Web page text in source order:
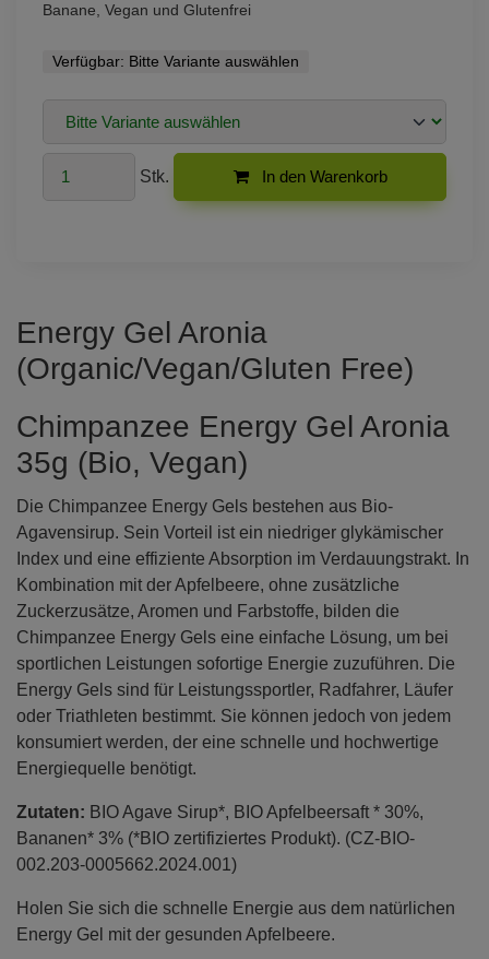
Banane, Vegan und Glutenfrei
Verfügbar: Bitte Variante auswählen
Stk. In den Warenkorb
Energy Gel Aronia
(Organic/Vegan/Gluten Free)
Chimpanzee Energy Gel Aronia
35g (Bio, Vegan)
Die Chimpanzee Energy Gels bestehen aus Bio-
Agavensirup. Sein Vorteil ist ein niedriger glykämischer
Index und eine effiziente Absorption im Verdauungstrakt. In
Kombination mit der Apfelbeere, ohne zusätzliche
Zuckerzusätze, Aromen und Farbstoffe, bilden die
Chimpanzee Energy Gels eine einfache Lösung, um bei
sportlichen Leistungen sofortige Energie zuzuführen. Die
Energy Gels sind für Leistungssportler, Radfahrer, Läufer
oder Triathleten bestimmt. Sie können jedoch von jedem
konsumiert werden, der eine schnelle und hochwertige
Energiequelle benötigt.
Zutaten: BIO Agave Sirup*, BIO Apfelbeersaft * 30%,
Bananen* 3% (*BIO zertifiziertes Produkt). (CZ-BIO-
002.203-0005662.2024.001)
Holen Sie sich die schnelle Energie aus dem natürlichen
Energy Gel mit der gesunden Apfelbeere.